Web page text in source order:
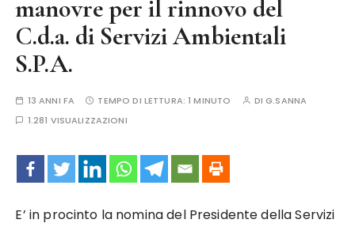
manovre per il rinnovo del
C.d.a. di Servizi Ambientali
S.P.A.
13 ANNI FA TEMPO DI LETTURA:1 MINUTO DIG.SANNA
1.281 VISUALIZZAZIONI
E’ in procinto la nomina del Presidente della Servizi